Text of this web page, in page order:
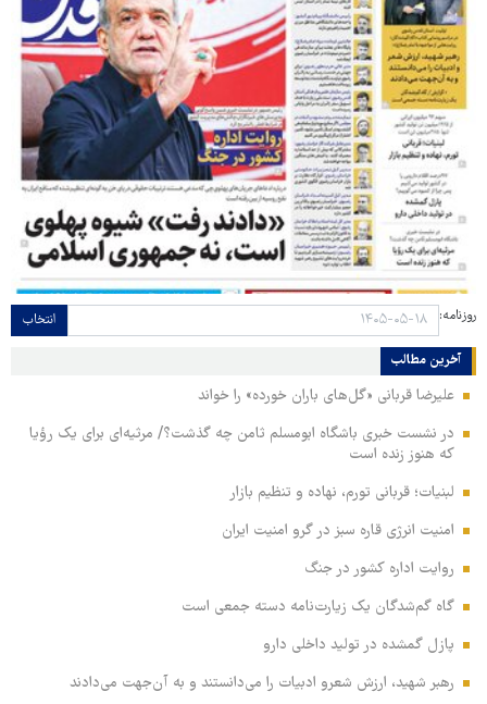
روزنامه: انتخاب
آخرین مطالب
علیرضا قربانی «گل‌های باران خورده» را خواند
در نشست خبری باشگاه ابومسلم ثامن چه گذشت؟/ مرثیه‌ای برای یک رؤیا
که هنوز زنده است
لبنیات؛ قربانی تورم، نهاده و تنظیم بازار
امنیت انرژی قاره سبز در گرو امنیت ایران
روایت اداره کشور در جنگ
گاه گم‌شدگان یک زیارت‌نامه دسته جمعی است
پازل گمشده در تولید داخلی دارو
رهبر شهید، ارزش شعرو ادبیات را می‌دانستند و به آن‌جهت می‌دادند